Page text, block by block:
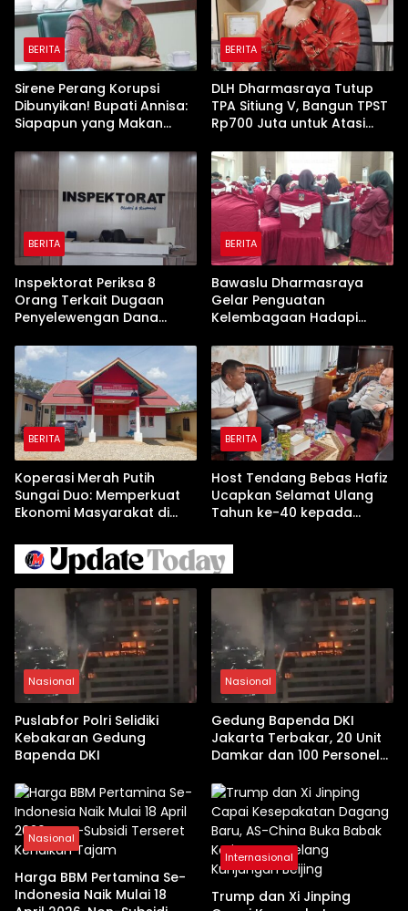
BERITA
Sirene Perang Korupsi
Dibunyikan! Bupati Annisa:
Siapapun yang Makan
BERITA
DLH Dharmasraya Tutup
TPA Sitiung V, Bangun TPST
Rp700 Juta untuk Atasi
BERITA
Inspektorat Periksa 8
Orang Terkait Dugaan
Penyelewengan Dana
Pejabat Dharmasraya‎‎
BERITA
Bawaslu Dharmasraya
Gelar Penguatan
Kelembagaan Hadapi
MK Nomor 135/PUU-
XXII/2024
BERITA
Koperasi Merah Putih
Sungai Duo: Memperkuat
Ekonomi Masyarakat di
Permodalan
BERITA
Host Tendang Bebas Hafiz
Ucapkan Selamat Ulang
Tahun ke-40 kepada
Agung Pranajaya, S.I.K
Nasional
Puslabfor Polri Selidiki
Kebakaran Gedung
Bapenda DKI
Nasional
Gedung Bapenda DKI
Jakarta Terbakar, 20 Unit
Damkar dan 100 Personel
Nasional
Harga BBM Pertamina Se-
Indonesia Naik Mulai 18
Internasional
Trump dan Xi Jinping